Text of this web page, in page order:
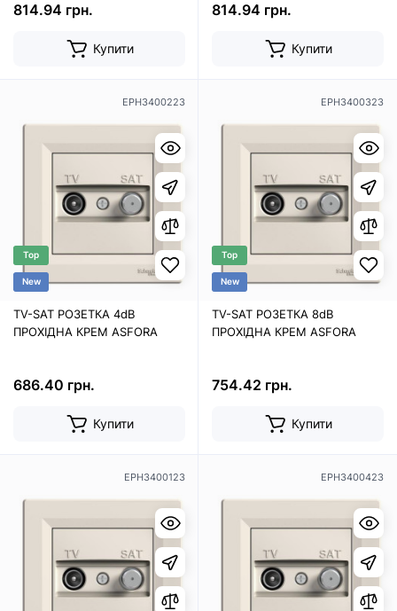
814.94 грн.
Купити
814.94 грн.
Купити
EPH3400223
Top
New
TV-SAT РОЗЕТКА 4dB
ПРОХІДНА КРЕМ ASFORA
686.40 грн.
Купити
EPH3400323
Top
New
TV-SAT РОЗЕТКА 8dB
ПРОХІДНА КРЕМ ASFORA
754.42 грн.
Купити
EPH3400123 EPH3400423